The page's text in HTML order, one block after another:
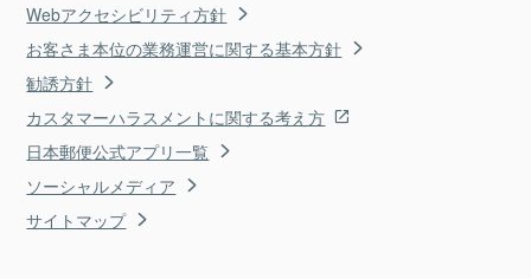
Webアクセシビリティ方針
お客さま本位の業務運営に関する基本方針
勧誘方針
カスタマーハラスメントに関する考え方
日本郵便公式アプリ一覧
ソーシャルメディア
サイトマップ